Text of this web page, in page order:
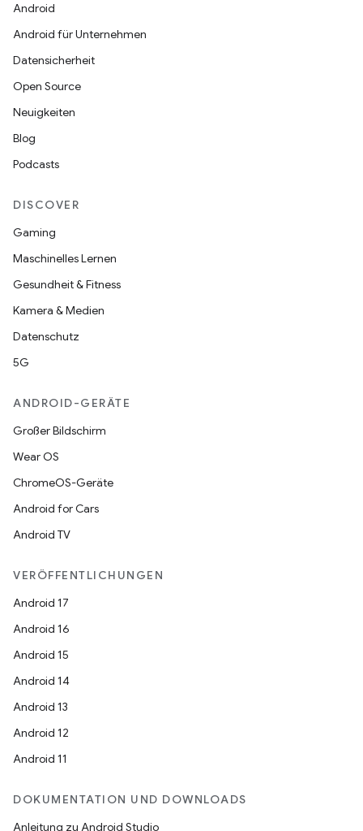
Android
Android für Unternehmen
Datensicherheit
Open Source
Neuigkeiten
Blog
Podcasts
DISCOVER
Gaming
Maschinelles Lernen
Gesundheit & Fitness
Kamera & Medien
Datenschutz
5G
ANDROID-GERÄTE
Großer Bildschirm
Wear OS
ChromeOS-Geräte
Android for Cars
Android TV
VERÖFFENTLICHUNGEN
Android 17
Android 16
Android 15
Android 14
Android 13
Android 12
Android 11
DOKUMENTATION UND DOWNLOADS
Anleitung zu Android Studio